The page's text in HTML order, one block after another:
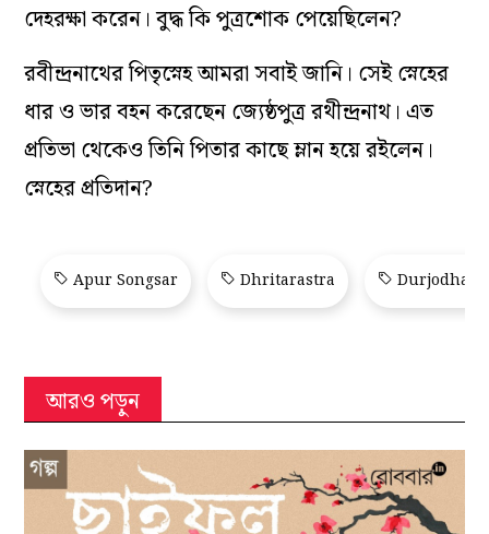
দেহরক্ষা করেন। বুদ্ধ কি পুত্রশোক পেয়েছিলেন?
রবীন্দ্রনাথের পিতৃস্নেহ আমরা সবাই জানি। সেই স্নেহের
ধার ও ভার বহন করেছেন জ্যেষ্ঠপুত্র রথীন্দ্রনাথ। এত
প্রতিভা থেকেও তিনি পিতার কাছে ম্লান হয়ে রইলেন।
স্নেহের প্রতিদান?
Apur Songsar Dhritarastra Durjodhan
আরও পড়ুন